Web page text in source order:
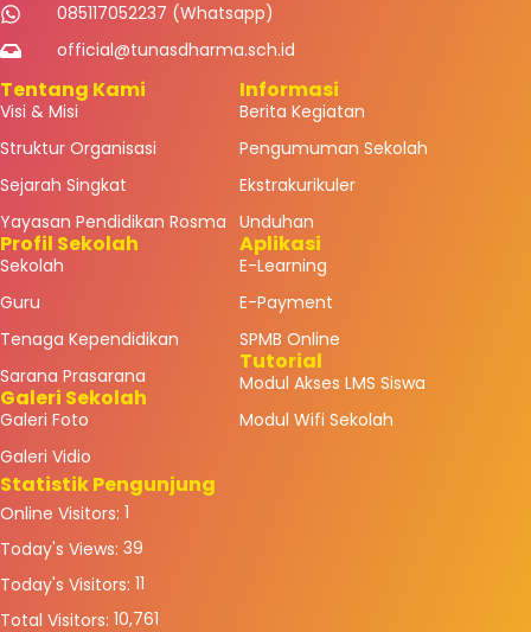
085117052237 (Whatsapp)
official@tunasdharma.sch.id
Tentang Kami
Visi & Misi
Struktur Organisasi
Sejarah Singkat
Yayasan Pendidikan Rosma
Profil Sekolah
Sekolah
Guru
Tenaga Kependidikan
Sarana Prasarana
Galeri Sekolah
Galeri Foto
Galeri Vidio
Informasi
Berita Kegiatan
Pengumuman Sekolah
Ekstrakurikuler
Unduhan
Aplikasi
E-Learning
E-Payment
SPMB Online
Tutorial
Modul Akses LMS Siswa
Modul Wifi Sekolah
Statistik Pengunjung
Online Visitors: 1
Today's Views: 39
Today's Visitors: 11
Total Visitors: 10,761